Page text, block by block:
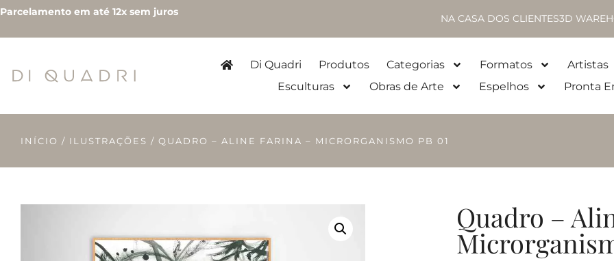
Parcelamento em até 12x sem juros
NA CASA DOS CLIENTES3D
Di Quadri Produtos Categorias Formatos Artistas
Esculturas
Obras de Arte Espelhos Pronta
INÍCIO / ILUSTRAÇÕES / QUADRO – ALINE FARINA – MICRORGANISMO PB 01
Quadro –